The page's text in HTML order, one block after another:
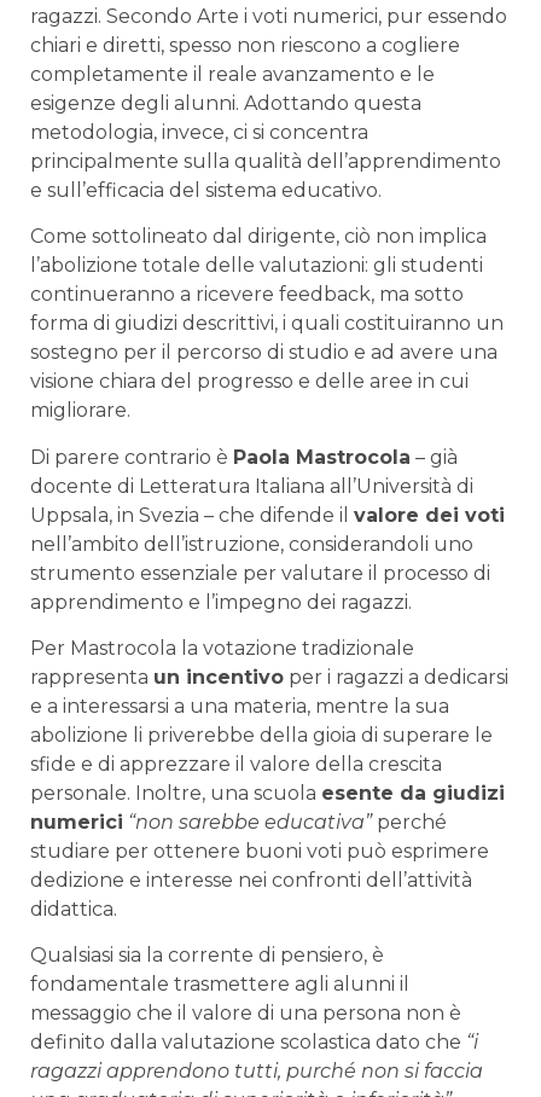
ragazzi. Secondo Arte i voti numerici, pur essendo
chiari e diretti, spesso non riescono a cogliere
completamente il reale avanzamento e le
esigenze degli alunni. Adottando questa
metodologia, invece, ci si concentra
principalmente sulla qualità dell’apprendimento
e sull’efficacia del sistema educativo.
Come sottolineato dal dirigente, ciò non implica
l’abolizione totale delle valutazioni: gli studenti
continueranno a ricevere feedback, ma sotto
forma di giudizi descrittivi, i quali costituiranno un
sostegno per il percorso di studio e ad avere una
visione chiara del progresso e delle aree in cui
migliorare.
Di parere contrario è Paola Mastrocola – già
docente di Letteratura Italiana all’Università di
Uppsala, in Svezia – che difende il valore dei voti
nell’ambito dell’istruzione, considerandoli uno
strumento essenziale per valutare il processo di
apprendimento e l’impegno dei ragazzi.
Per Mastrocola la votazione tradizionale
rappresenta un incentivo per i ragazzi a dedicarsi
e a interessarsi a una materia, mentre la sua
abolizione li priverebbe della gioia di superare le
sfide e di apprezzare il valore della crescita
personale. Inoltre, una scuola esente da giudizi
numerici “non sarebbe educativa” perché
studiare per ottenere buoni voti può esprimere
dedizione e interesse nei confronti dell’attività
didattica.
Qualsiasi sia la corrente di pensiero, è
fondamentale trasmettere agli alunni il
messaggio che il valore di una persona non è
definito dalla valutazione scolastica dato che “i
ragazzi apprendono tutti, purché non si faccia